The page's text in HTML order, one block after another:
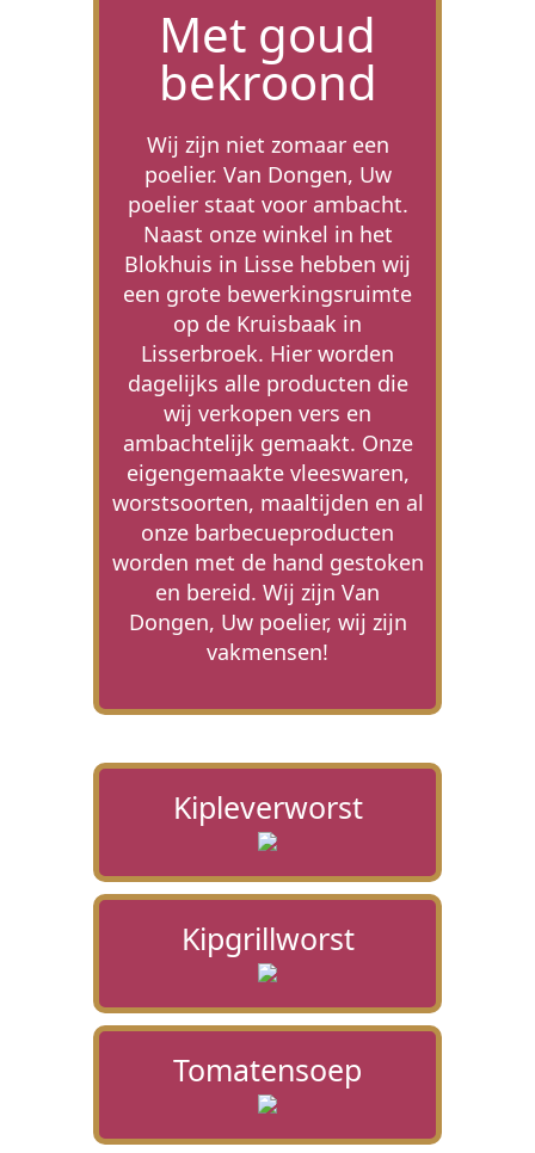
Met goud
bekroond
Wij zijn niet zomaar een
poelier. Van Dongen, Uw
poelier staat voor ambacht.
Naast onze winkel in het
Blokhuis in Lisse hebben wij
een grote bewerkingsruimte
op de Kruisbaak in
Lisserbroek. Hier worden
dagelijks alle producten die
wij verkopen vers en
ambachtelijk gemaakt. Onze
eigengemaakte vleeswaren,
worstsoorten, maaltijden en al
onze barbecueproducten
worden met de hand gestoken
en bereid. Wij zijn Van
Dongen, Uw poelier, wij zijn
vakmensen!
Kipleverworst
Kipgrillworst
Tomatensoep